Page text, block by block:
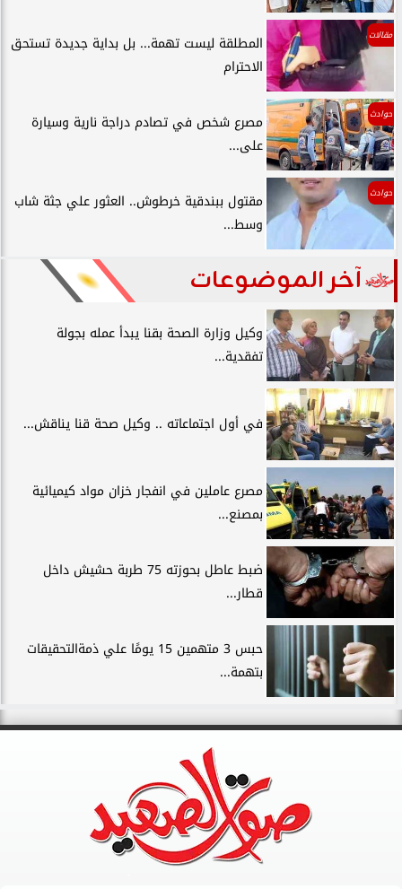
مقالات
المطلقة ليست تهمة... بل بداية جديدة تستحق
الاحترام
حوادث
مصرع شخص في تصادم دراجة نارية وسيارة
على...
حوادث
مقتول ببندقية خرطوش.. العثور علي جثة شاب
وسط...
آخر الموضوعات
وكيل وزارة الصحة بقنا يبدأ عمله بجولة
تفقدية...
في أول اجتماعاته .. وكيل صحة قنا يناقش...
مصرع عاملين في انفجار خزان مواد كيميائية
بمصنع...
ضبط عاطل بحوزته 75 طربة حشيش داخل
قطار...
حبس 3 متهمين 15 يومًا علي ذمةالتحقيقات
بتهمة...